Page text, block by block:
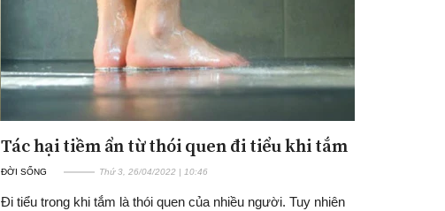
Tác hại tiềm ẩn từ thói quen đi tiểu khi tắm
ĐỜI SỐNG Thứ 3, 26/04/2022 | 10:46
Đi tiểu trong khi tắm là thói quen của nhiều người. Tuy nhiên